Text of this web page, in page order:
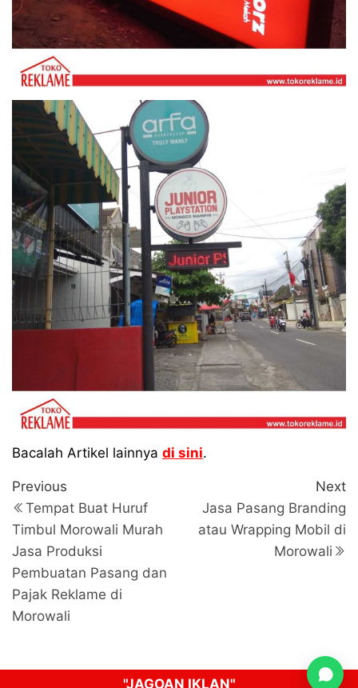
Bacalah Artikel lainnya di sini.
Navigasi
pos
Previous
Post
Previous
Tempat Buat Huruf
Timbul Morowali Murah
Jasa Produksi
Pembuatan Pasang dan
Pajak Reklame di
Morowali
Next
Jasa Pasang Branding
atau Wrapping Mobil di
Morowali
"JAGOAN IKLAN"